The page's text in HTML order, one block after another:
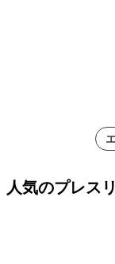
人気のプレス